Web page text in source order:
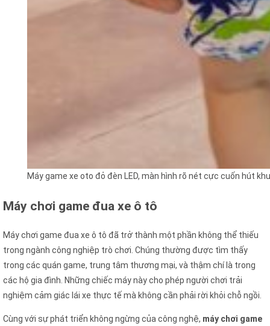
Máy game xe oto đỏ đèn LED, màn hình rõ nét cực cuốn hút
Máy chơi game đua xe ô tô
Máy chơi game đua xe ô tô đã trở thành một phần không thể thiếu
trong ngành công nghiệp trò chơi. Chúng thường được tìm thấy
trong các quán game, trung tâm thương mại, và thậm chí là trong
các hộ gia đình. Những chiếc máy này cho phép người chơi trải
nghiệm cảm giác lái xe thực tế mà không cần phải rời khỏi chỗ ngồi.
Cùng với sự phát triển không ngừng của công nghệ, máy chơi game